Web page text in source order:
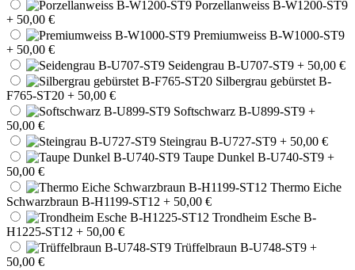
Porzellanweiss B-W1200-ST9
+ 50,00 €
Premiumweiss B-W1000-ST9
+ 50,00 €
Seidengrau B-U707-ST9 + 50,00 €
Silbergrau gebürstet B-
F765-ST20 + 50,00 €
Softschwarz B-U899-ST9 +
50,00 €
Steingrau B-U727-ST9 + 50,00 €
Taupe Dunkel B-U740-ST9 +
50,00 €
Thermo Eiche
Schwarzbraun B-H1199-ST12 + 50,00 €
Trondheim Esche B-
H1225-ST12 + 50,00 €
Trüffelbraun B-U748-ST9 +
50,00 €